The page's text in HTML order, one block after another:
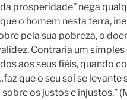
prosperidade” nega
o homem nesta terra,
pela sua pobreza, o
Contraria um
aos seus fiéis, quando
que o seu sol se levante
os justos e injustos.”